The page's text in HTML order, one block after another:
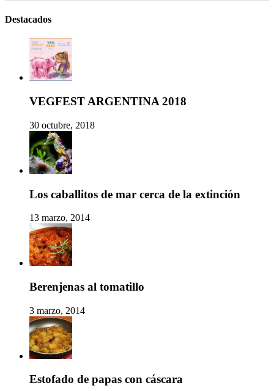
Destacados
VEGFEST ARGENTINA 2018
30 octubre, 2018
Los caballitos de mar cerca de la extinción
13 marzo, 2014
Berenjenas al tomatillo
3 marzo, 2014
Estofado de papas con cáscara